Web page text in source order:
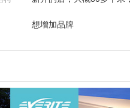
想代理木门品牌
以前做的别的项目，现在
店面100平米，找品牌代理
浙